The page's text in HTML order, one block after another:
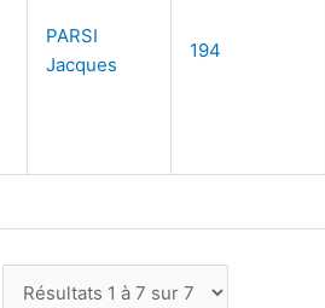
PARSI
Jacques
194